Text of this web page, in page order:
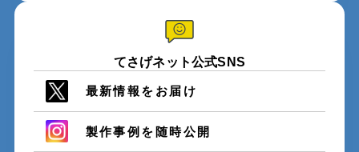
てさげネット公式SNS
最新情報をお届け
製作事例を随時公開